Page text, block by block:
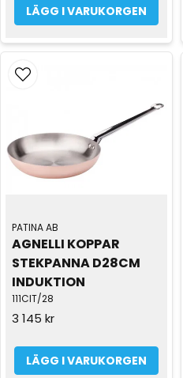
LÄGG I VARUKORGEN
PATINA AB
AGNELLI KOPPAR
STEKPANNA D28CM
INDUKTION
111CIT/28
3 145 kr
LÄGG I VARUKORGEN